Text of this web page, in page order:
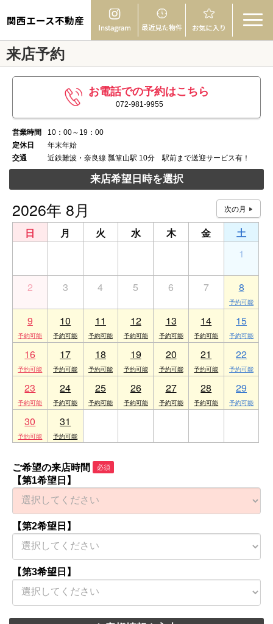
関西エース不動産
来店予約
お電話での予約はこちら
072-981-9955
営業時間
10：00～19：00
定休日
年末年始
交通
近鉄難波・奈良線 瓢箪山駅 10分 駅前まで送迎サービス有！
来店希望日時を選択
2026年 8月
日 月 火 水 木 金
土
1
2 3 4 5 6 7 8
9 10 11 12 13 14 15
16 17 18 19 20 21 22
23 24 25 26 27 28 29
30 31
ご希望の来店時間 必須
【第1希望日】
【第2希望日】
【第3希望日】